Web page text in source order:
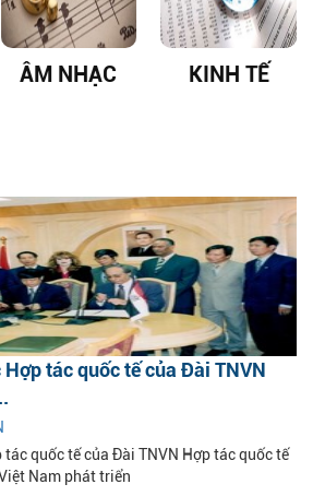
ÂM NHẠC KINH TẾ
tác quốc tế của Đài TNVN
quốc tế của Đài TNVN Hợp tác quốc tế
Nam phát triển